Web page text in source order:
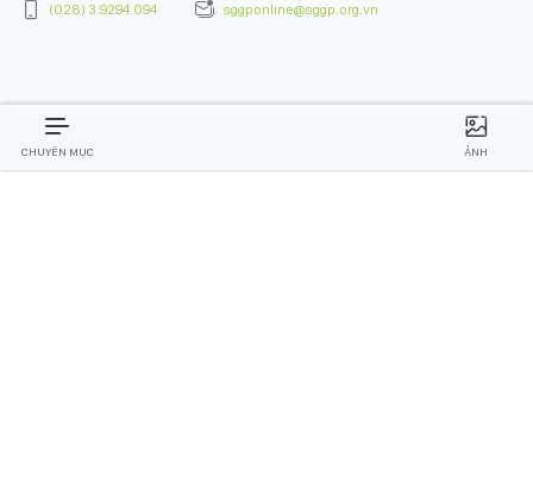
(028) 3.9294.094
sggponline@sggp.org.vn
CHUYÊN MỤC ẢNH